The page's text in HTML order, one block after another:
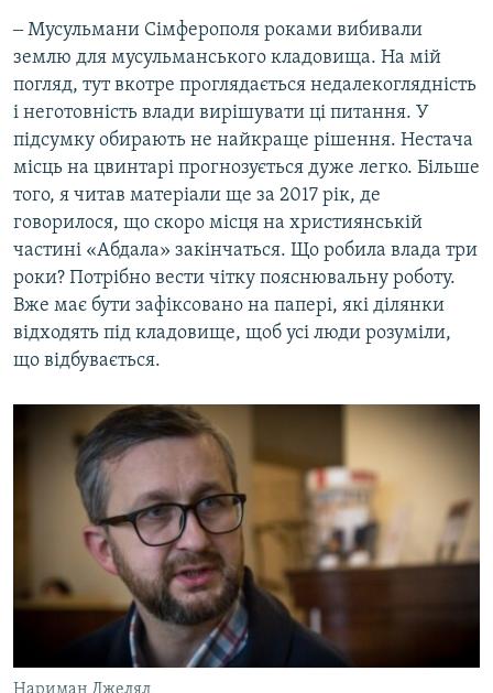
‒ Мусульмани Сімферополя роками вибивали
землю для мусульманського кладовища. На мій
погляд, тут вкотре проглядається недалекоглядність
і неготовність влади вирішувати ці питання. У
підсумку обирають не найкраще рішення. Нестача
місць на цвинтарі прогнозується дуже легко. Більше
того, я читав матеріали ще за 2017 рік, де
говорилося, що скоро місця на християнській
частині «Абдала» закінчаться. Що робила влада три
роки? Потрібно вести чітку пояснювальну роботу.
Вже має бути зафіксовано на папері, які ділянки
відходять під кладовище, щоб усі люди розуміли,
що відбувається.